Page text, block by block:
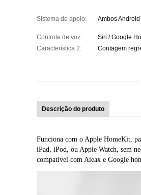
Sistema de apoio: Ambos Android
Controle de voz: Siri / Google
Característica 2:
Contagem
Descrição do produto
Funciona com o Apple HomeKit,
iPad, iPod, ou Apple Watch, sem
compatível com Aleax e Google